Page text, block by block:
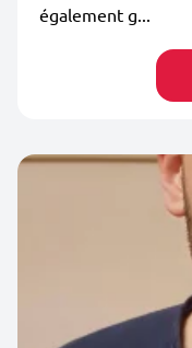
également g...